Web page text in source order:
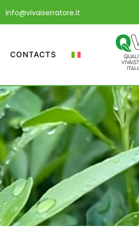
info@vivaiserratore.it
CONTACTS